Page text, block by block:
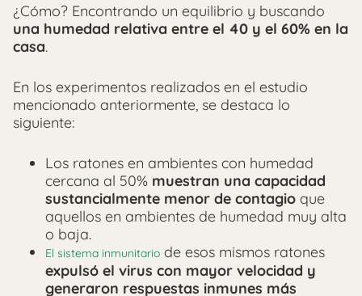
¿Cómo? Encontrando un equilibrio y buscando
una humedad relativa entre el 40 y el 60% en la
casa.
En los experimentos realizados en el estudio
mencionado anteriormente, se destaca lo
siguiente:
Los ratones en ambientes con humedad
cercana al 50% muestran una capacidad
sustancialmente menor de contagio que
aquellos en ambientes de humedad muy alta
o baja.
El sistema inmunitario de esos mismos ratones
expulsó el virus con mayor velocidad y
generaron respuestas inmunes más